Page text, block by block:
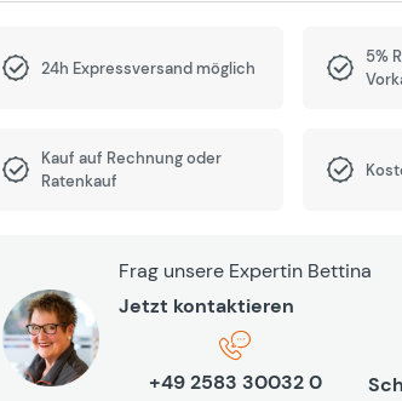
24h Expressversand möglich
5%
Kauf auf Rechnung oder
Ratenkauf
Frag unsere Expertin Bettina
Jetzt kontaktieren
+49 2583 30032 0